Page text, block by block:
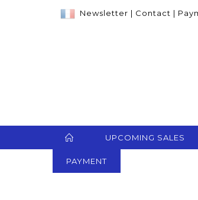
Newsletter | Contact |
UPCOMING SALES
PAYMENT